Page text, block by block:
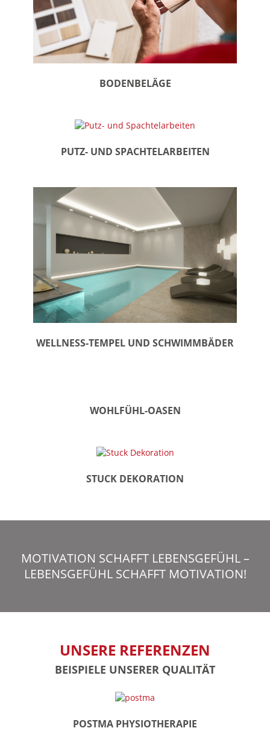
BODENBELÄGE
PUTZ- UND SPACHTELARBEITEN
WELLNESS-TEMPEL UND SCHWIMMBÄDER
WOHLFÜHL-OASEN
STUCK DEKORATION
MOTIVATION SCHAFFT LEBENSGEFÜHL –
LEBENSGEFÜHL SCHAFFT MOTIVATION!
UNSERE REFERENZEN
BEISPIELE UNSERER QUALITÄT
POSTMA PHYSIOTHERAPIE